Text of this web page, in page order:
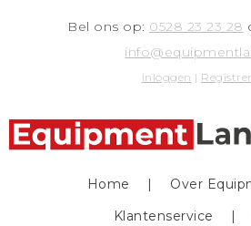
Bel ons op: 0528 23 23 28
Inloggen |
Home | Over
Klantenservice
|